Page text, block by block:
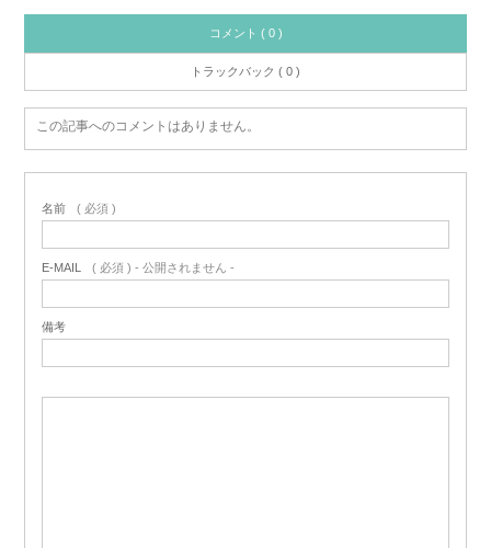
コメント ( 0 )
トラックバック ( 0 )
この記事へのコメントはありません。
名前 ( 必須 )
E-MAIL ( 必須 ) - 公開されません -
備考